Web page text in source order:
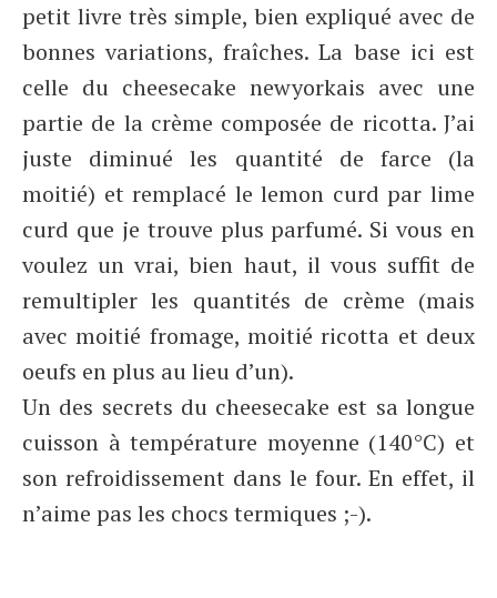
petit livre très simple, bien expliqué avec de
bonnes variations, fraîches. La base ici est
celle du cheesecake newyorkais avec une
partie de la crème composée de ricotta. J’ai
juste diminué les quantité de farce (la
moitié) et remplacé le lemon curd par lime
curd que je trouve plus parfumé. Si vous en
voulez un vrai, bien haut, il vous suffit de
remultipler les quantités de crème (mais
avec moitié fromage, moitié ricotta et deux
oeufs en plus au lieu d’un).
Un des secrets du cheesecake est sa longue
cuisson à température moyenne (140°C) et
son refroidissement dans le four. En effet, il
n’aime pas les chocs termiques ;-).